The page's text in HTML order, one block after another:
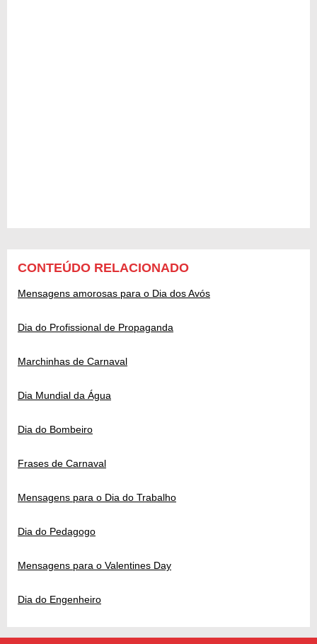
CONTEÚDO RELACIONADO
Mensagens amorosas para o Dia dos Avós
Dia do Profissional de Propaganda
Marchinhas de Carnaval
Dia Mundial da Água
Dia do Bombeiro
Frases de Carnaval
Mensagens para o Dia do Trabalho
Dia do Pedagogo
Mensagens para o Valentines Day
Dia do Engenheiro